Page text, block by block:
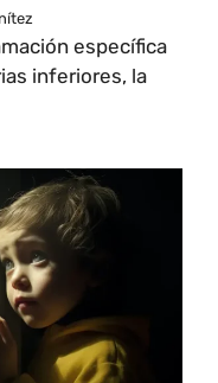
específica
inferiores, la